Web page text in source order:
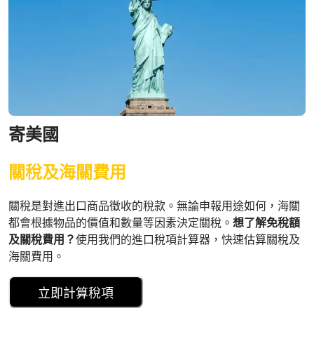
寄美國
關稅及海關費用
關稅是對進出口商品徵收的稅款。無論申報用途如何，海關
都會根據物品的價值和數量等因素決定關稅。 想了解免稅額
及關稅費用？使用我們的進口稅項計算器，快速估算關稅及
海關費用。
立即計算稅項